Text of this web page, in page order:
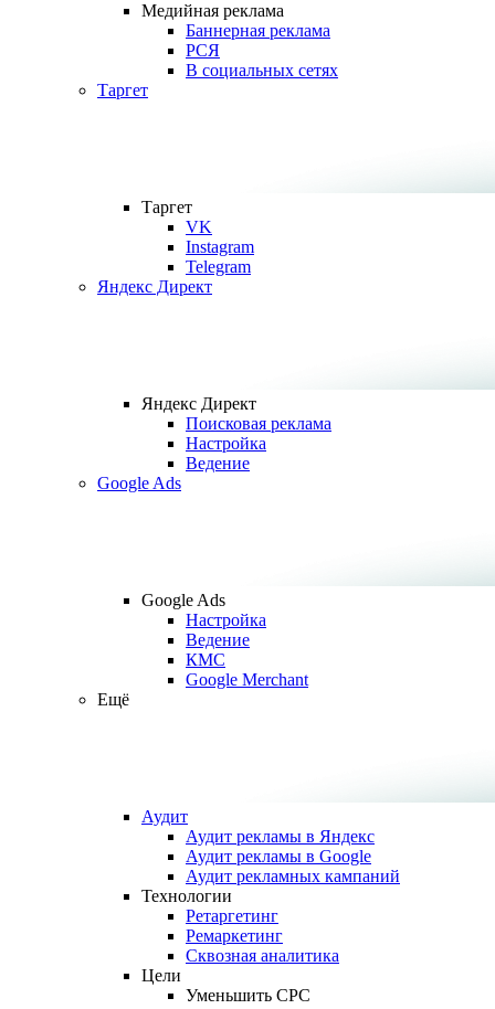
Медийная реклама
Баннерная реклама
РСЯ
В социальных сетях
Таргет
Таргет
VK
Instagram
Telegram
Яндекс Директ
Яндекс Директ
Поисковая реклама
Настройка
Ведение
Google Ads
Google Ads
Настройка
Ведение
КМС
Google Merchant
Ещё
Аудит
Аудит рекламы в Яндекс
Аудит рекламы в Google
Аудит рекламных кампаний
Технологии
Ретаргетинг
Ремаркетинг
Сквозная аналитика
Цели
Уменьшить CPC